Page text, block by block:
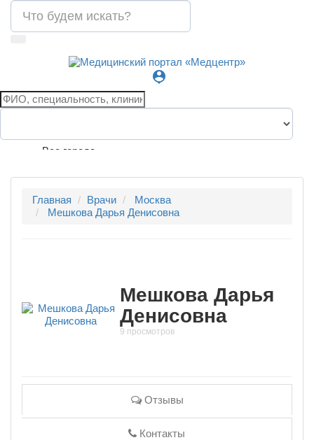
person_pin
Все города
Главная Врачи
Москва
Мешкова Дарья Денисовна
Мешкова Дарья
Денисовна
9 просмотров
Отзывы
Контакты